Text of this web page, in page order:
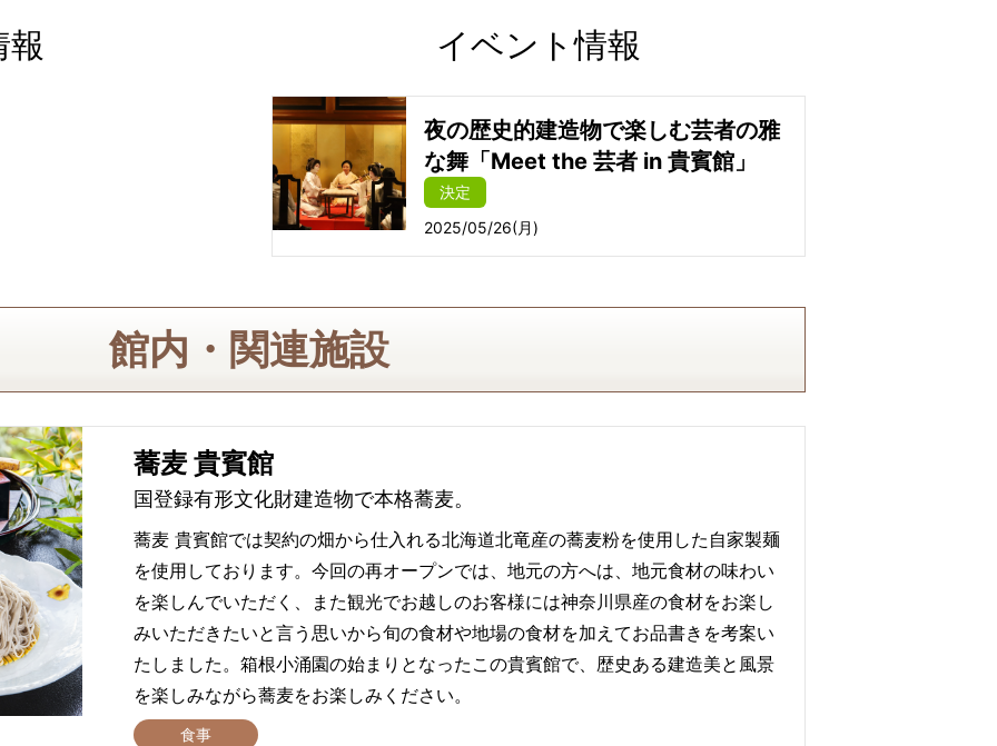
報 イベント情報
夜の歴史的建造物で楽しむ芸者の雅
な舞「Meet the 芸者 in 貴賓館」
決定
2025/05/26(月)
館内・関連施設
蕎麦 貴賓館
国登録有形文化財建造物で本格蕎麦。
蕎麦 貴賓館では契約の畑から仕入れる北海道北竜産の蕎麦粉を使用した自家製麺
を使用しております。今回の再オープンでは、地元の方へは、地元食材の味わい
を楽しんでいただく、また観光でお越しのお客様には神奈川県産の食材をお楽し
みいただきたいと言う思いから旬の食材や地場の食材を加えてお品書きを考案い
たしました。箱根小涌園の始まりとなったこの貴賓館で、歴史ある建造美と風景
を楽しみながら蕎麦をお楽しみください。
食事